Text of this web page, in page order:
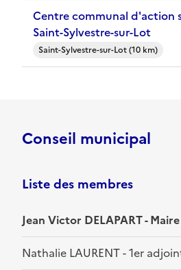
Centre communal d'action sociale (CCAS) -
Saint-Sylvestre-sur-Lot
Saint-Sylvestre-sur-Lot (10 km)
Conseil municipal
Liste des membres
Jean Victor DELAPART - Maire
Nathalie LAURENT - 1er